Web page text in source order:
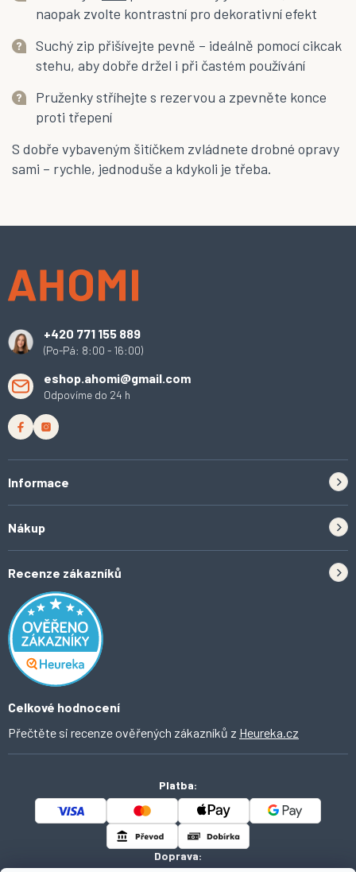
naopak zvolte kontrastní pro dekorativní efekt
Suchý zip přišívejte pevně – ideálně pomocí cikcak
stehu, aby dobře držel i při častém používání
Pruženky stříhejte s rezervou a zpevněte konce
proti třepení
S dobře vybaveným šitíčkem zvládnete drobné opravy
sami – rychle, jednoduše a kdykoli je třeba.
+420 771 155 889
(Po-Pá: 8:00 - 16:00)
eshop.ahomi@gmail.com
Odpovíme do 24 h
Informace
Tipy do kuchyně
Inspirace a trendy
Domácí vychytávky
O Ahomi
Nákup
Obchodní podmínky
Ochrana osobních údajů
Recenze zákazníků
Celkové hodnocení
Přečtěte si recenze ověřených zákazníků z Heureka.cz
Platba:
Doprava: